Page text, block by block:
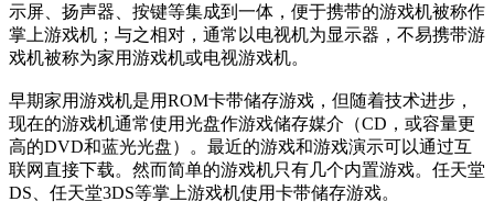
示屏、扬声器、按键等集成到一体，便于携带的游戏机被称作
掌上游戏机；与之相对，通常以电视机为显示器，不易携带游
戏机被称为家用游戏机或电视游戏机。
早期家用游戏机是用ROM卡带储存游戏，但随着技术进步，
现在的游戏机通常使用光盘作游戏储存媒介（CD，或容量更
高的DVD和蓝光光盘）。最近的游戏和游戏演示可以通过互
联网直接下载。然而简单的游戏机只有几个内置游戏。任天堂
DS、任天堂3DS等掌上游戏机使用卡带储存游戏。